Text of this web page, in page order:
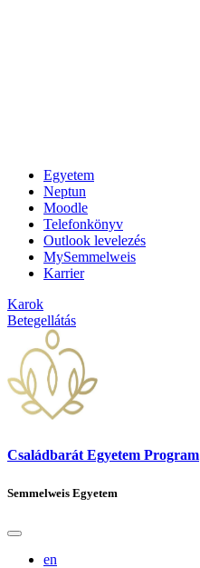
Egyetem
Neptun
Moodle
Telefonkönyv
Outlook levelezés
MySemmelweis
Karrier
Karok
Betegellátás
Családbarát Egyetem Program
Semmelweis Egyetem
en